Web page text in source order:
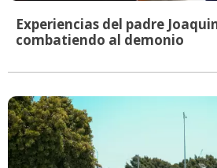
Experiencias del padre
combatiendo al demonio